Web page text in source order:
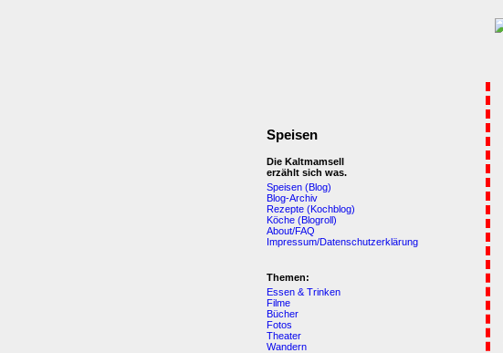
Speisen
Die Kaltmamsell
erzählt sich was.
Speisen (Blog)
Blog-Archiv
Rezepte (Kochblog)
Köche (Blogroll)
About/FAQ
Impressum/Datenschutzerklärung
Themen:
Essen & Trinken
Filme
Bücher
Fotos
Theater
Wandern